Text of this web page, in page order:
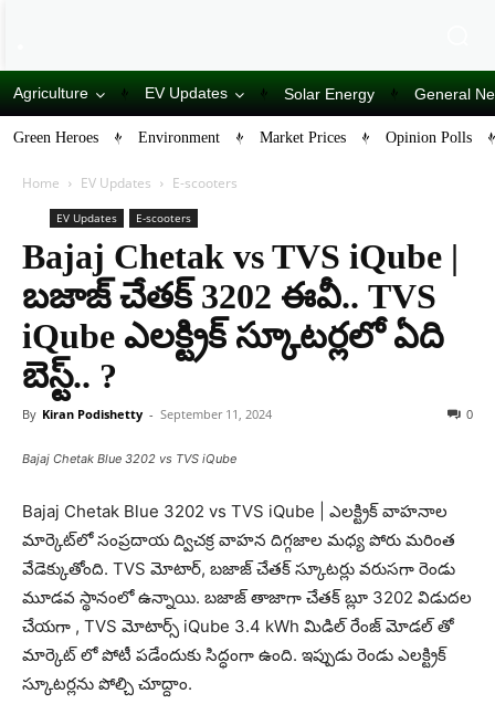
Agriculture EV Updates Solar Energy General
Green Heroes Environment Market Prices Opinion Polls
Home EV Updates E-scooters
EV Updates E-scooters
Bajaj Chetak vs TVS iQube |
బజాజ్ చేతక్ 3202 ఈవీ.. TVS
iQube ఎల‌క్ట్రిక్ స్కూట‌ర్ల‌లో ఏది
బెస్ట్‌.. ?
By Kiran Podishetty - September 11, 2024 0
Bajaj Chetak Blue 3202 vs TVS iQube
Bajaj Chetak Blue 3202 vs TVS iQube | ఎలక్ట్రిక్ వాహనాల
మార్కెట్‌లో సంప్రదాయ ద్విచక్ర వాహన దిగ్గజాల మధ్య పోరు మరింత
వేడెక్కుతోంది. TVS మోటార్, బజాజ్ చేతక్ స్కూట‌ర్లు వరుసగా రెండు
మూడవ స్థానంలో ఉన్నాయి. బజాజ్ తాజాగా చేతక్ బ్లూ 3202 విడుద‌ల
చేయ‌గా , TVS మోటార్స్‌ iQube 3.4 kWh మిడిల్ రేంజ్ మోడల్ తో
మార్కెట్ లో పోటీ పడేందుకు సిద్ధంగా ఉంది. ఇప్పుడు రెండు ఎలక్ట్రిక్
స్కూటర్లను పోల్చి చూద్దాం.